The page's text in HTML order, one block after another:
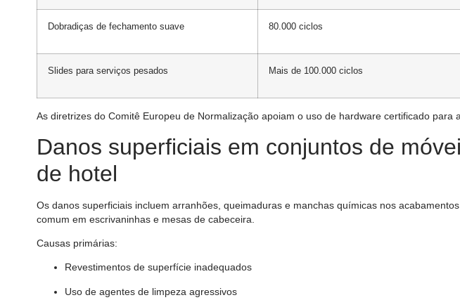
Dobradiças de fechamento suave 80.000 ciclos
Slides para serviços pesados Mais de 100.000 ciclos
As diretrizes do Comitê Europeu de Normalização apoiam o uso de hardware certificado para
Danos superficiais em conjuntos de
de hotel
Os danos superficiais incluem arranhões, queimaduras e manchas químicas nos
comum em escrivaninhas e mesas de cabeceira.
Causas primárias:
Revestimentos de superfície inadequados
Uso de agentes de limpeza agressivos